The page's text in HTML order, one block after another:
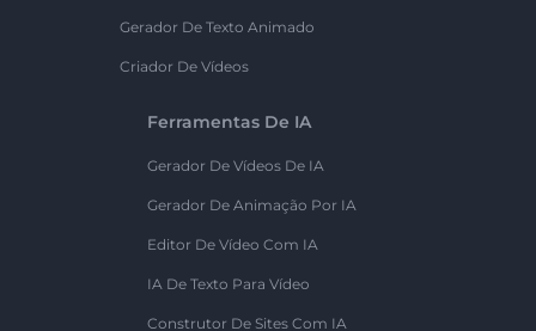
Gerador De Texto Animado
Criador De Vídeos
Ferramentas De IA
Gerador De Vídeos De IA
Gerador De Animação Por IA
Editor De Vídeo Com IA
IA De Texto Para Vídeo
Construtor De Sites Com IA